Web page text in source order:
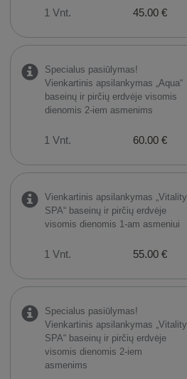
1 Vnt. 45.00 €
Specialus pasiūlymas!
Vienkartinis apsilankymas „Aqua“
baseinų ir pirčių erdvėje visomis
dienomis 2-iem asmenims
1 Vnt. 60.00 €
Vienkartinis apsilankymas „Vitality
SPA“ baseinų ir pirčių erdvėje
visomis dienomis 1-am asmeniui
1 Vnt. 55.00 €
Specialus pasiūlymas!
Vienkartinis apsilankymas „Vitality
SPA“ baseinų ir pirčių erdvėje
visomis dienomis 2-iem
asmenims